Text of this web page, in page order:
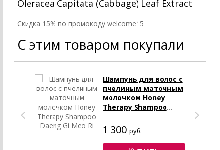
Oleracea Capitata (Cabbage) Leaf Extract.
Cкидка 15% по промокоду welcome15
С этим товаром покупали
Шампунь для волос c
пчелиным маточным
молочком Honey
Therapy Shampoo
1 300 руб.